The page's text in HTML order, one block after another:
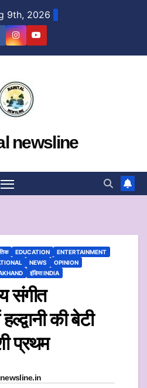
9th, 2026
newsline
EDUCATION
ENTERTAINMENT
NEWS
OPINION
इंडिया INDIA
संगीत
की बेटी
प्रथम